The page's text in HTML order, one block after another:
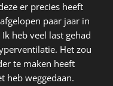
er precies heeft
paar jaar in
heb veel last gehad
Het zou
te maken heeft
heb weggedaan.